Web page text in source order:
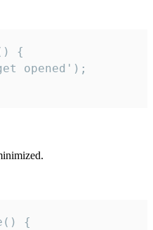
{
opened');
{